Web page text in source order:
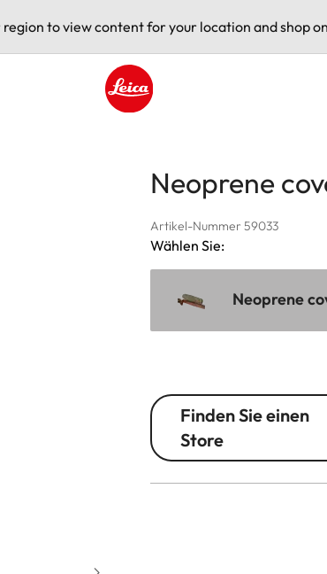
to view content for your location and shop
Neoprene
Artikel-Nummer 59033
Wählen Sie:
Neoprene
Finden Sie einen
Store